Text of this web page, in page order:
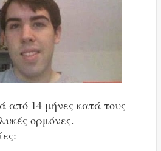
από 14 μήνες κατά τους
ορμόνες.